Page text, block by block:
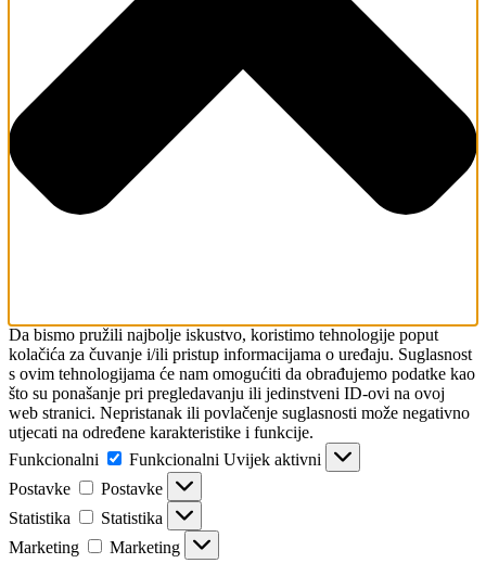
Da bismo pružili najbolje iskustvo, koristimo tehnologije poput
kolačića za čuvanje i/ili pristup informacijama o uređaju. Suglasnost
s ovim tehnologijama će nam omogućiti da obrađujemo podatke kao
što su ponašanje pri pregledavanju ili jedinstveni ID-ovi na ovoj
web stranici. Nepristanak ili povlačenje suglasnosti može negativno
utjecati na određene karakteristike i funkcije.
Funkcionalni
Funkcionalni Uvijek aktivni
Postavke
Postavke
Statistika
Statistika
Marketing
Marketing